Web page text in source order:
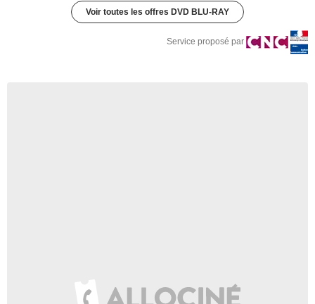
Voir toutes les offres DVD BLU-RAY
Service proposé par